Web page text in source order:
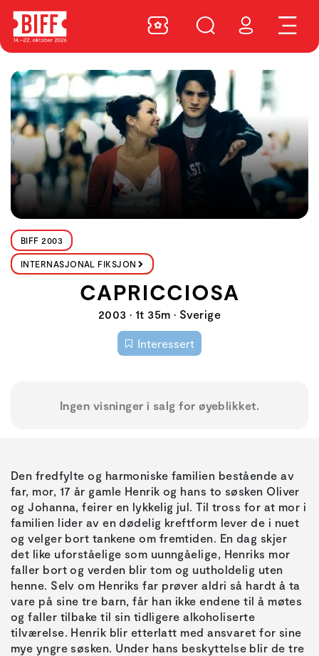
BIFF 2003
INTERNASJONAL FIKSJON
CAPRICCIOSA
2003 • 1t 35m • Sverige
Interessert
Ingen visninger i salg for øyeblikket.
Den fredfylte og harmoniske familien bestående av
far, mor, 17 år gamle Henrik og hans to søsken Oliver
og Johanna, feirer en lykkelig jul. Til tross for at mor i
familien lider av en dødelig kreftform lever de i nuet
og velger bort tankene om fremtiden. En dag skjer
det like uforståelige som uunngåelige, Henriks mor
faller bort og verden blir tom og uutholdelig uten
henne. Selv om Henriks far prøver aldri så hardt å ta
vare på sine tre barn, får han ikke endene til å møtes
og faller tilbake til sin tidligere alkoholiserte
tilværelse. Henrik blir etterlatt med ansvaret for sine
mye yngre søsken. Under hans beskyttelse blir de tre